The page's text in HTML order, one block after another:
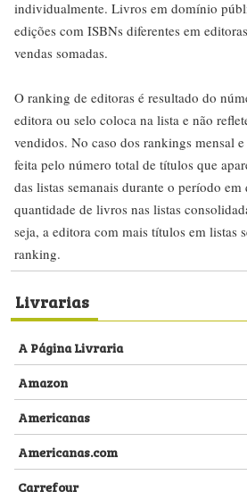
individualmente. Livros em domínio
edições com ISBNs diferentes em
vendas somadas.
O ranking de editoras é resultado do
editora ou selo coloca na lista e não
vendidos. No caso dos rankings mensal
feita pelo número total de títulos que
das listas semanais durante o período em
quantidade de livros nas listas
seja, a editora com mais títulos em listas
ranking.
Livrarias
A Página Livraria
Amazon
Americanas
Americanas.com
Carrefour